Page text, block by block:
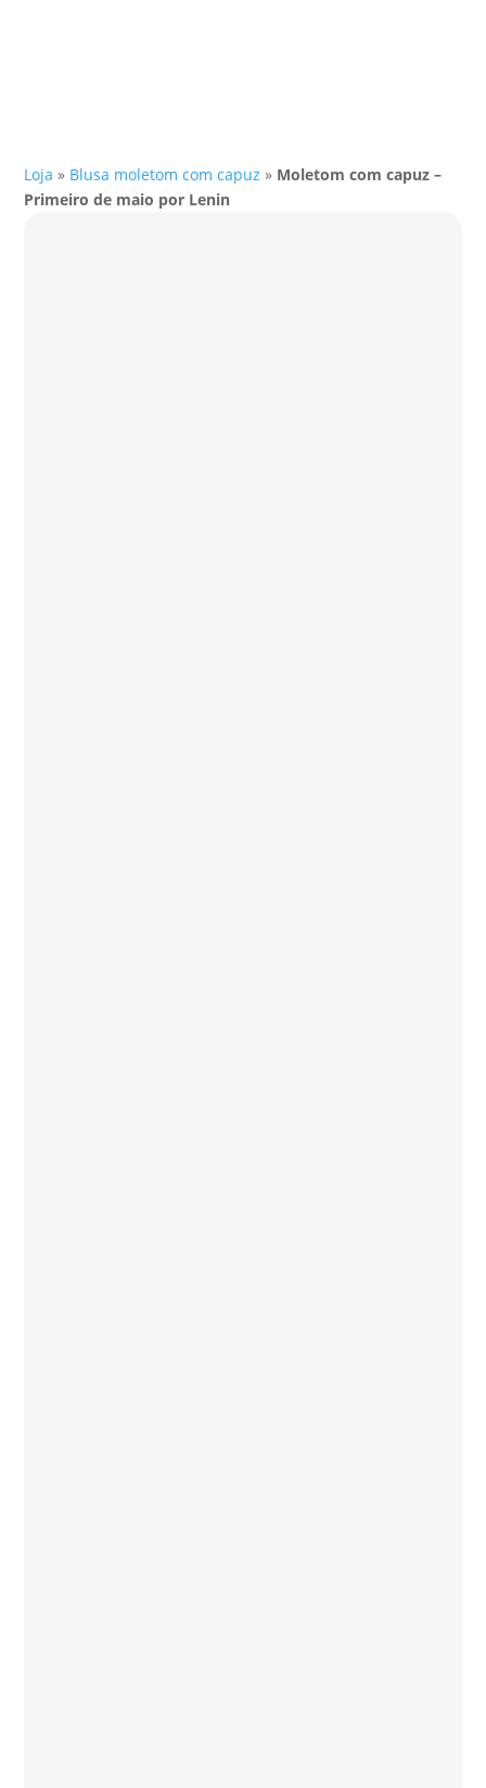
Loja » Blusa moletom com capuz » Moletom com capuz –
Primeiro de maio por Lenin